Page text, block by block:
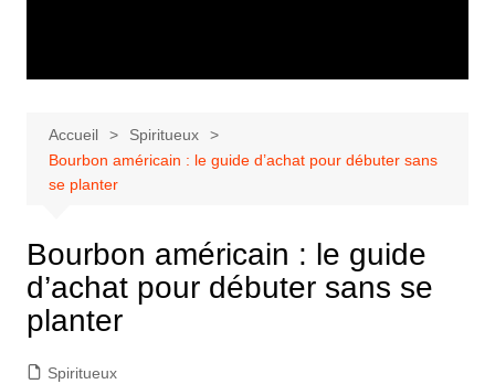
Accueil
Spiritueux
Bourbon américain : le guide d’achat pour débuter sans
se planter
Bourbon américain : le guide
d’achat pour débuter sans se
planter
Spiritueux